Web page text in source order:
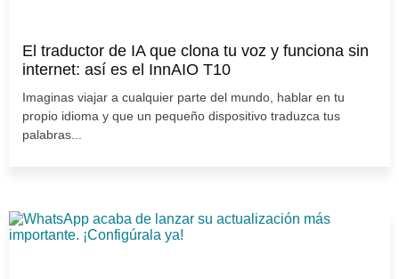
El traductor de IA que clona tu voz y funciona sin
internet: así es el InnAIO T10
Imaginas viajar a cualquier parte del mundo, hablar en tu
propio idioma y que un pequeño dispositivo traduzca tus
palabras...